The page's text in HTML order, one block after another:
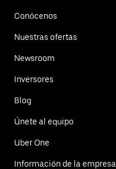
Conócenos
Nuestras ofertas
Newsroom
Inversores
Blog
Únete al equipo
Uber One
Información de la empresa